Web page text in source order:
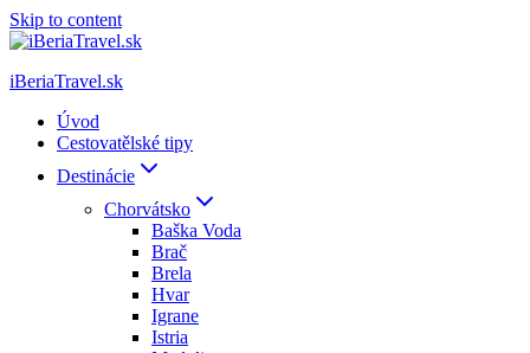
Skip to content
iBeriaTravel.sk
Úvod
Cestovatělské tipy
Destinácie
Chorvátsko
Baška Voda
Brač
Brela
Hvar
Igrane
Istria